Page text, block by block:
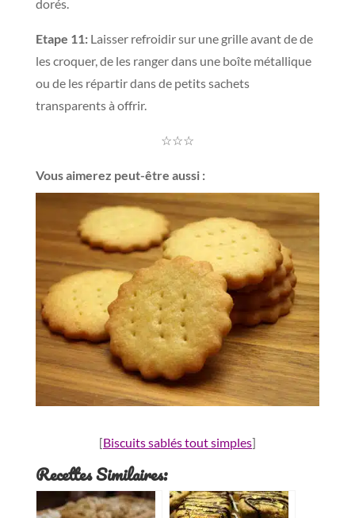
dorés.
Etape 11:Laisser refroidir sur une grille avant de de
les croquer, de les ranger dans une boîte métallique
ou de les répartir dans de petits sachets
transparents à offrir.
☆☆☆
Vous aimerez peut-être aussi :
[Biscuits sablés tout simples]
Recettes Similaires: